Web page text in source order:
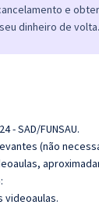
e
dinheiro de volta.
- SAD/FUNSAU.
(não
videoaulas.